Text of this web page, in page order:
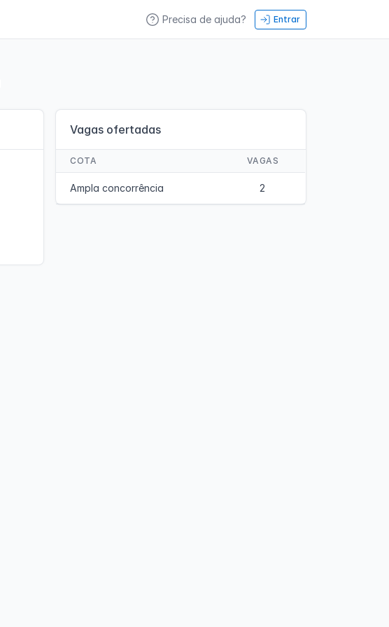
Entrar
Precisa de ajuda?
Vagas ofertadas
COTA VAGAS
Ampla concorrência 2